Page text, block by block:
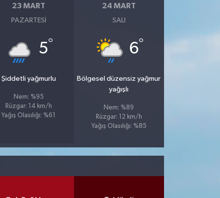
23 MART
PAZARTESI
5°
Şiddetli yağmurlu
Nem: %95
Rüzgar: 14 km/h
Yağış Olasılığı: %61
24 MART
SALI
6°
Bölgesel düzensiz yağmur
yağışlı
Nem: %89
Rüzgar: 12 km/h
Yağış Olasılığı: %85